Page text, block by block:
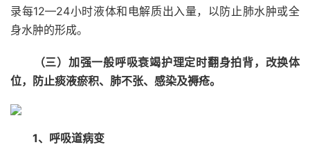
录每12—24小时液体和电解质出入量，以防止肺水肿或全
身水肿的形成。
（三）加强一般呼吸衰竭护理定时翻身拍背，改换体
位，防止痰液瘀积、肺不张、感染及褥疮。
1、呼吸道病变